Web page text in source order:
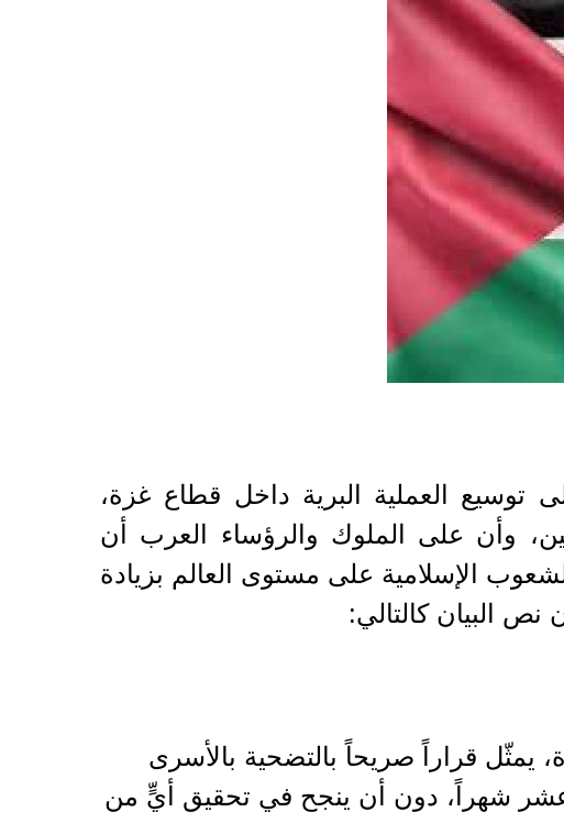
توسيع العملية البرية داخل قطاع غزة،
وأن على الملوك والرؤساء العرب أن
الإسلامية على مستوى العالم بزيادة
البيان كالتالي:
يمثّل قراراً صريحاً بالتضحية بالأسرى
عشر شهراً، دون أن ينجح في تحقيق أيٍّ من